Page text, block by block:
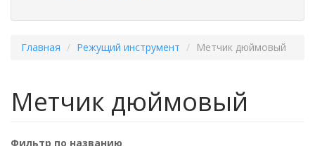
Главная Режущий инструмент Метчик дюймовый
Метчик дюймовый
Фильтр по названию